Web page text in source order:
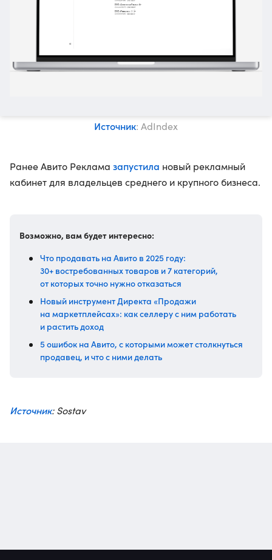
Источник: AdIndex
Ранее Авито Реклама запустила новый рекламный
кабинет для владельцев среднего и крупного бизнеса.
Возможно, вам будет интересно:
Что продавать на Авито в 2025 году:
30+ востребованных товаров и 7 категорий,
от которых точно нужно отказаться
Новый инструмент Директа «Продажи
на маркетплейсах»: как селлеру с ним работать
и растить доход
5 ошибок на Авито, с которыми может столкнуться
продавец, и что с ними делать
Источник: Sostav